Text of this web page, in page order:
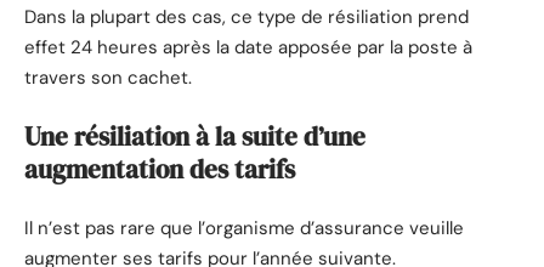
Dans la plupart des cas, ce type de résiliation prend
effet 24 heures après la date apposée par la poste à
travers son cachet.
Une résiliation à la suite d’une
augmentation des tarifs
Il n’est pas rare que l’organisme d’assurance veuille
augmenter ses tarifs pour l’année suivante.